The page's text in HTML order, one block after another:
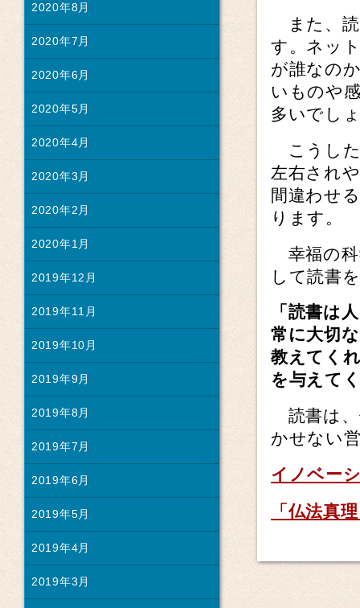
また、読
す。ネッ
が誰なの
いものや
多いでし
こうした
左右され
間違わせ
ります。
幸福の科
して読書
「読書は
常に大切
教えてく
を与えて
読書は、
かせない
イノベー
「仏法真
2020年8月
2020年7月
2020年6月
2020年5月
2020年4月
2020年3月
2020年2月
2020年1月
2019年12月
2019年11月
2019年10月
2019年9月
2019年8月
2019年7月
2019年6月
2019年5月
2019年4月
2019年3月